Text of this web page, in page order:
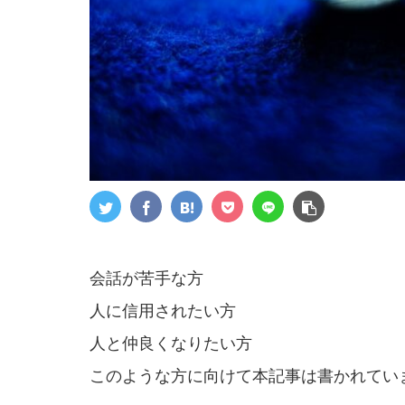
会話が苦手な方
人に信用されたい方
人と仲良くなりたい方
このような方に向けて本記事は書かれてい